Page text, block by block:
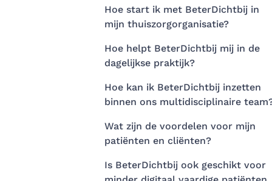
Hoe start ik met BeterDichtbij in
mijn thuiszorgorganisatie?
Hoe helpt BeterDichtbij mij in de
dagelijkse praktijk?
Hoe kan ik BeterDichtbij inzetten
binnen ons multidisciplinaire
Wat zijn de voordelen voor mijn
patiënten en cliënten?
Is BeterDichtbij ook geschikt voor